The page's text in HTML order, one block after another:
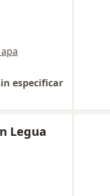
especificar
Legua